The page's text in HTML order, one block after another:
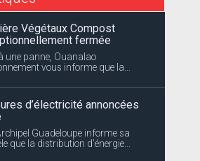
Végétaux Compost
fermée
une panne, Ouanalao
vous informe que la...
d’électricité annoncées
Guadeloupe informe sa
que la distribution d’énergie...